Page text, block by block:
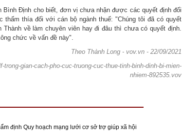
Định cho biết, đơn vị chưa nhận được các quyết định đối
thấm thía đối với cán bộ ngành thuế: "Chúng tôi đã có quyết
về làm chuyên viên hay đi đâu thì chưa có quyết định.
chức về vấn đề này".
Theo Thành Long - vov.vn - 22/09/2021
gian-cach-pho-cuc-truong-cuc-thue-tinh-binh-dinh-bi-mien-
nhiem-892535.vov
định Quy hoạch mạng lưới cơ sở trợ giúp xã hội